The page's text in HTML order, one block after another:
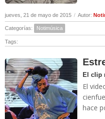
jueves, 21 de mayo de 2015 / Autor:
Categorías: Notimúsica
Tags:
El clip
El
hace